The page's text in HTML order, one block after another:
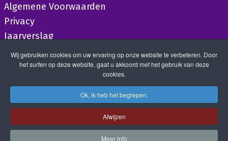
Algemene Voorwaarden
Privacy
Jaarverslag
Wij gebruiken cookies om uw ervaring op onze website te verbeteren. Door
het surfen op deze website, gaat u akkoord met het gebruik van deze
cookies.
Ok, ik heb het begrepen.
Afwijzen
Meer info